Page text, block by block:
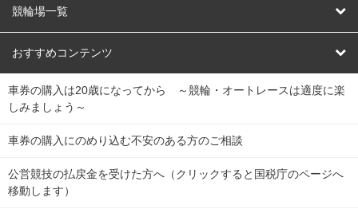
オートレース
競輪くじ
Dokanto!
チャリロトプラザ
レース予想
レース結果
キャリーオーバー一覧
競輪場一覧
北日本 函館競輪場
関
東
弥彦競輪場 前橋競輪場 取手競輪場 宇都宮競輪場
関
東
小田原競輪場
おすすめコンテンツ
競輪選手情報
Perfecta Navi
netkeirin
車券の購入は20歳になってから ～競輪・オートレースは適度に楽
しみましょう～
車券の購入にのめり込む不安のある方のご相談
公営競技の払戻金を受けた方へ（クリックすると国税庁のページへ
移動します）